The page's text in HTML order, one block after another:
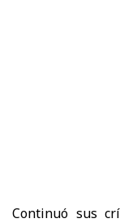
Continuó sus